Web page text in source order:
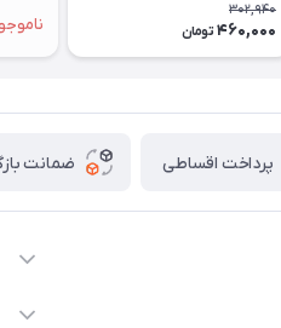
302,940
460,000 تومان
پرداخت اقساطی ضمانت